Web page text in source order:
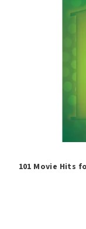
101 Movie Hits